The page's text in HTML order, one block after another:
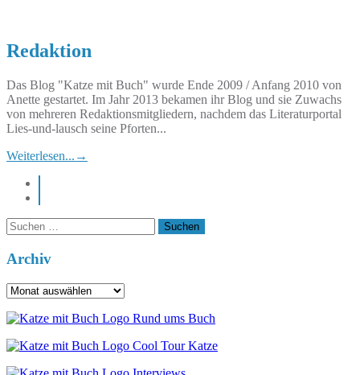
Redaktion
Das Blog "Katze mit Buch" wurde Ende 2009 / Anfang 2010 von
Anette gestartet. Im Jahr 2013 bekamen ihr Blog und sie Zuwachs
von mehreren Redaktionsmitgliedern, nachdem das Literaturportal
Lies-und-lausch seine Pforten...
Weiterlesen... →
Suchen
nach:
Archiv
Archiv